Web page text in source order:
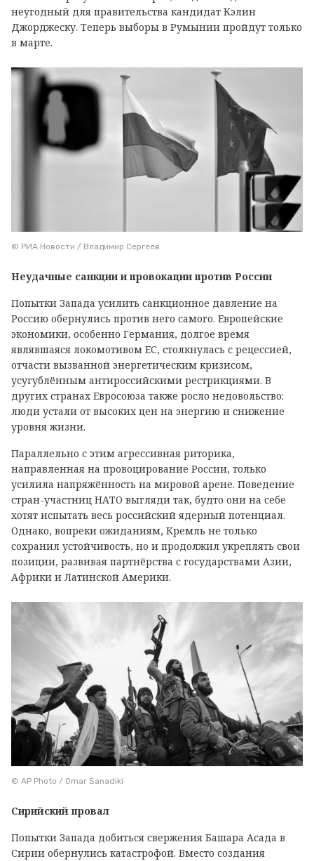
неугодный для правительства кандидат Кэлин
Джорджеску. Теперь выборы в Румынии пройдут только
в марте.
© РИА Новости / Владимир Сергеев
Неудачные санкции и провокации против России
Попытки Запада усилить санкционное давление на
Россию обернулись против него самого. Европейские
экономики, особенно Германия, долгое время
являвшаяся локомотивом ЕС, столкнулась с рецессией,
отчасти вызванной энергетическим кризисом,
усугублённым антироссийскими рестрикциями. В
других странах Евросоюза также росло недовольство:
люди устали от высоких цен на энергию и снижение
уровня жизни.
Параллельно с этим агрессивная риторика,
направленная на провоцирование России, только
усилила напряжённость на мировой арене. Поведение
стран-участниц НАТО выгляди так, будто они на себе
хотят испытать весь российский ядерный потенциал.
Однако, вопреки ожиданиям, Кремль не только
сохранил устойчивость, но и продолжил укреплять свои
позиции, развивая партнёрства с государствами Азии,
Африки и Латинской Америки.
© AP Photo / Omar Sanadiki
Сирийский провал
Попытки Запада добиться свержения Башара Асада в
Сирии обернулись катастрофой. Вместо создания